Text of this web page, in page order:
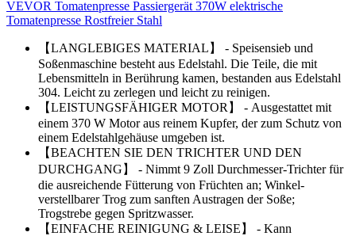
VEVOR Tomatenpresse Passiergerät 370W elektrische
Tomatenpresse Rostfreier Stahl
【LANGLEBIGES MATERIAL】 - Speisensieb und
Soßenmaschine besteht aus Edelstahl. Die Teile, die mit
Lebensmitteln in Berührung kamen, bestanden aus Edelstahl
304. Leicht zu zerlegen und leicht zu reinigen.
【LEISTUNGSFÄHIGER MOTOR】 - Ausgestattet mit
einem 370 W Motor aus reinem Kupfer, der zum Schutz von
einem Edelstahlgehäuse umgeben ist.
【BEACHTEN SIE DEN TRICHTER UND DEN
DURCHGANG】 - Nimmt 9 Zoll Durchmesser-Trichter für
die ausreichende Fütterung von Früchten an; Winkel-
verstellbarer Trog zum sanften Austragen der Soße;
Trogstrebe gegen Spritzwasser.
【EINFACHE REINIGUNG & LEISE】 - Kann